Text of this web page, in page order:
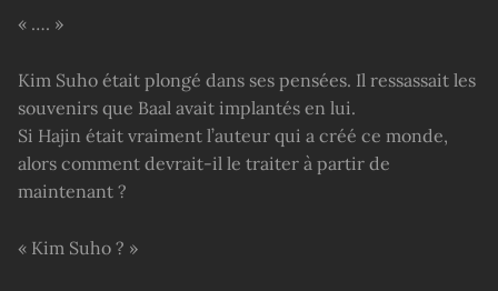
« …. »
Kim Suho était plongé dans ses pensées. Il ressassait les
souvenirs que Baal avait implantés en lui.
Si Hajin était vraiment l’auteur qui a créé ce monde,
alors comment devrait-il le traiter à partir de
maintenant ?
« Kim Suho ? »